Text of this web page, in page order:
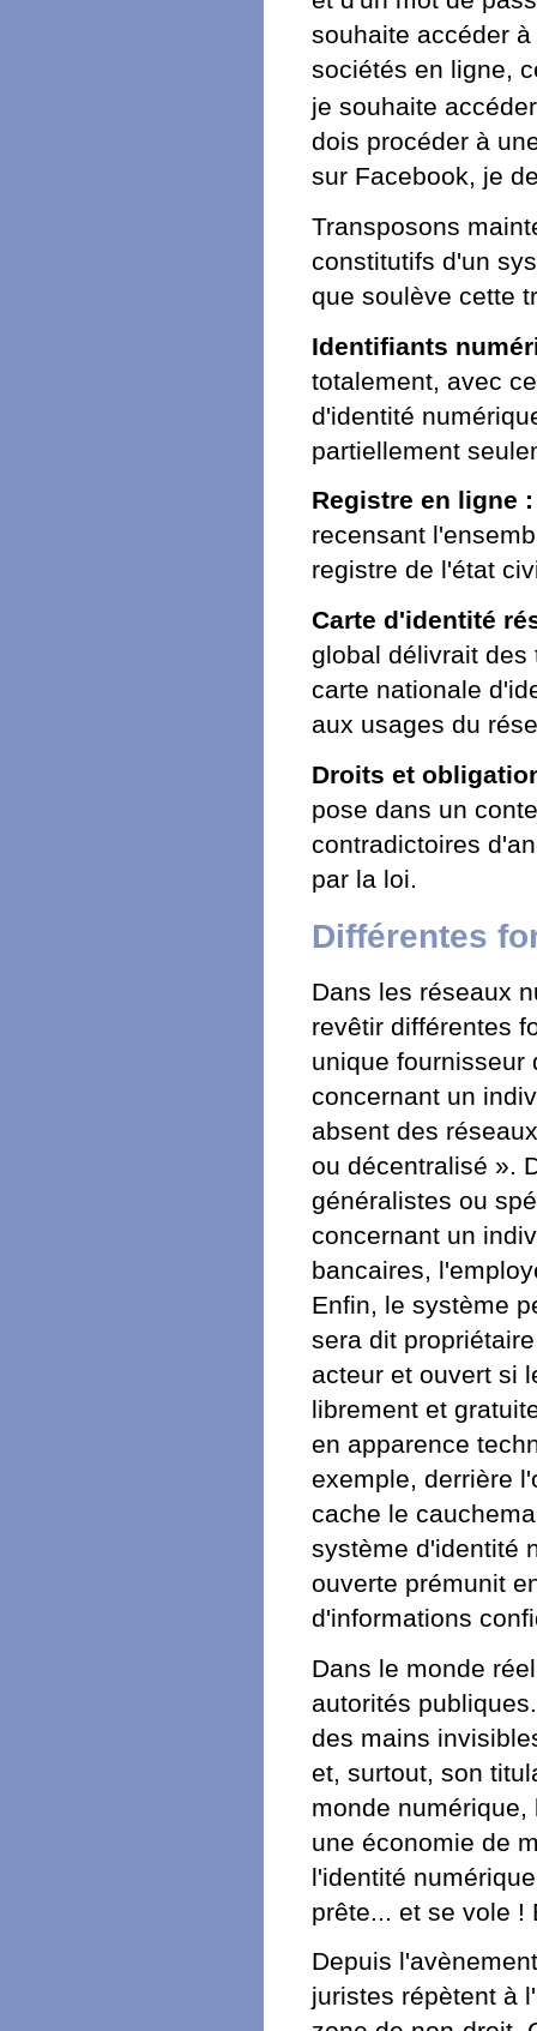
souhaite accéder
sociétés en ligne,
je souhaite
dois procéder à
sur Facebook, je
Transposons
constitutifs d'un
que soulève cette
Identifiants
totalement, avec
d'identité
partiellement
Registre en ligne :
recensant
registre de l'état
Carte d'identité
global délivrait des
carte nationale
aux usages du
Droits et
pose dans un
contradictoires
par la loi.
Différentes
Dans les réseaux
revêtir différentes
unique fournisseur
concernant un
absent des
ou décentralisé ».
généralistes ou
concernant un
bancaires,
Enfin, le système
sera dit
acteur et ouvert si
librement et
en apparence
exemple, derrière
cache le
système d'identité
ouverte prémunit
d'informations
Dans le monde
autorités
des mains
et, surtout, son
monde
une économie de
l'identité
prête... et se vole !
Depuis
juristes répètent à